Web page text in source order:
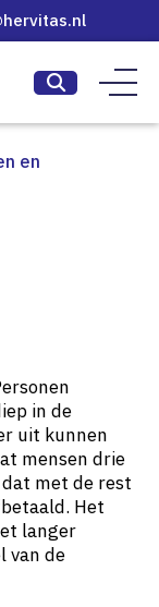
en
in de
uit kunnen
mensen drie
met de rest
Het
langer
van de